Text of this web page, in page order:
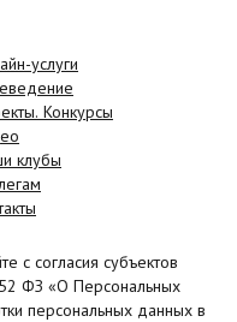
услуги
Конкурсы
клубы
с согласия субъектов
ФЗ «О Персональных
персональных данных в